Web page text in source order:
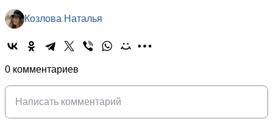
Козлова Наталья
0 комментариев